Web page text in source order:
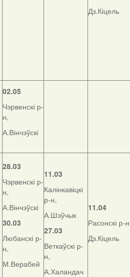
Дз.Кіцель
02.05
Чэрвенскі р-
н,
А.Вінчэўскі
28.03
Чэрвенскі р-
н,
А.Вінчэўскі
30.03
Любанскі р-
н,
М.Верабей
11.03
Калінкавіцкі
р-н,
А.Шэўчык
27.03
Веткаўскі р-
н,
А.Халандач
11.04
Расонскі р-
Дз.Кіцель